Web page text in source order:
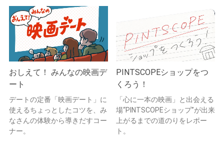
おしえて！ みんなの映画デ
ート
デートの定番「映画デート」に
使えるちょっとしたコツを、み
なさんの体験から導きだすコー
ナー。
PINTSCOPEショップをつ
くろう！
「心に一本の映画」と出会える
場“PINTSCOPEショップ”が出来
上がるまでの道のりをレポー
ト。